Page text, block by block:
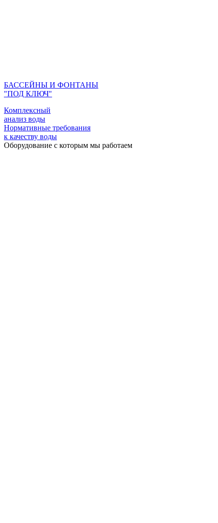
БАССЕЙНЫ И ФОНТАНЫ
"ПОД КЛЮЧ"
Комплексный
анализ воды
Нормативные требования
к качеству воды
Оборудование с которым мы работаем